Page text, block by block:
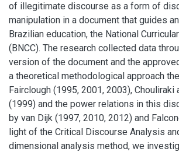
of illegitimate discourse as a form of
manipulation in a document that guides
Brazilian education, the National
(BNCC). The research collected data
version of the document and the
a theoretical methodological approach
Fairclough (1995, 2001, 2003), Chouliraki
(1999) and the power relations in this
by van Dijk (1997, 2010, 2012) and
light of the Critical Discourse Analysis
dimensional analysis method, we